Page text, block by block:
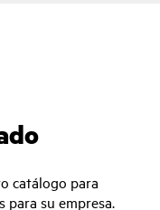
catálogo para
para su empresa.